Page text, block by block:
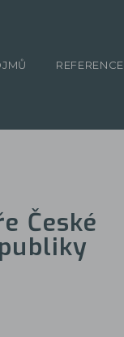
České
REFERENCE